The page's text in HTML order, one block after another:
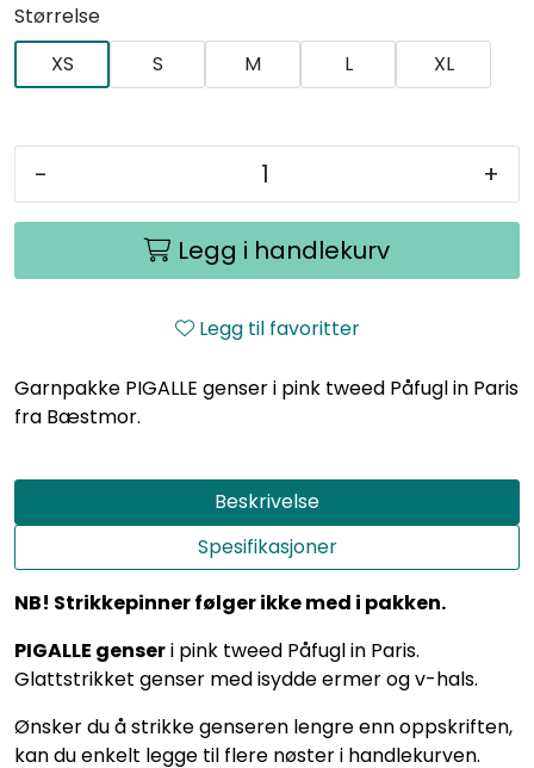
Størrelse
XS
S M L XL
- +
Legg i handlekurv
Legg til favoritter
Garnpakke PIGALLE genser i pink tweed Påfugl in Paris
fra Bæstmor.
Beskrivelse
Spesifikasjoner
NB! Strikkepinner følger ikke med i pakken.
PIGALLE genseri pink tweed Påfugl in Paris.
Glattstrikket genser med isydde ermer og v-hals.
Ønsker du å strikke genseren lengre enn oppskriften,
kan du enkelt legge til flere nøster i handlekurven.